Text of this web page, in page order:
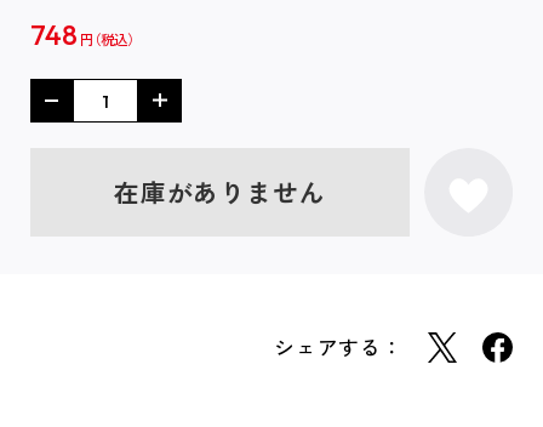
748 円
在庫がありません
シェアする：